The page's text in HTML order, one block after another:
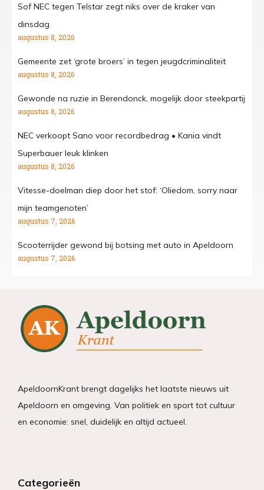
Sof NEC tegen Telstar zegt niks over de kraker van
dinsdag
augustus 8, 2026
Gemeente zet ‘grote broers’ in tegen jeugdcriminaliteit
augustus 8, 2026
Gewonde na ruzie in Berendonck, mogelijk door steekpartij
augustus 8, 2026
NEC verkoopt Sano voor recordbedrag • Kania vindt
Superbauer leuk klinken
augustus 8, 2026
Vitesse-doelman diep door het stof: ‘Oliedom, sorry naar
mijn teamgenoten’
augustus 7, 2026
Scooterrijder gewond bij botsing met auto in Apeldoorn
augustus 7, 2026
ApeldoornKrant brengt dagelijks het laatste nieuws uit
Apeldoorn en omgeving. Van politiek en sport tot cultuur
en economie: snel, duidelijk en altijd actueel.
Categorieën